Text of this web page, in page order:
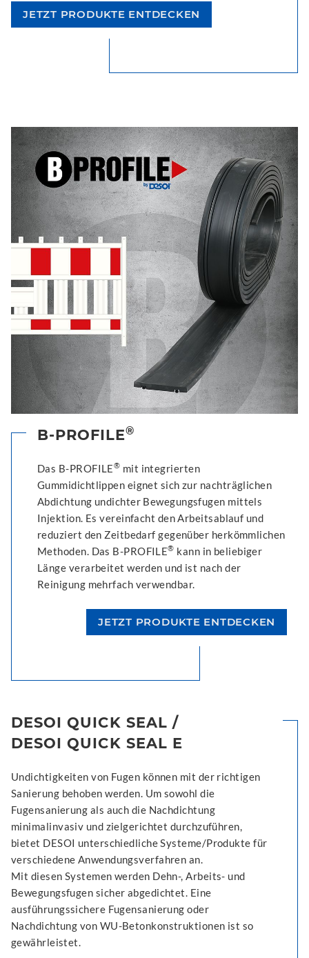
JETZT PRODUKTE ENTDECKEN
B-PROFILE®
Das B-PROFILE® mit integrierten
Gummidichtlippen eignet sich zur nachträglichen
Abdichtung undichter Bewegungsfugen mittels
Injektion. Es vereinfacht den Arbeitsablauf und
reduziert den Zeitbedarf gegenüber herkömmlichen
Methoden. Das B-PROFILE® kann in beliebiger
Länge verarbeitet werden und ist nach der
Reinigung mehrfach verwendbar.
JETZT PRODUKTE ENTDECKEN
DESOI QUICK SEAL /
DESOI QUICK SEAL E
Undichtigkeiten von Fugen können mit der richtigen
Sanierung behoben werden. Um sowohl die
Fugensanierung als auch die Nachdichtung
minimalinvasiv und zielgerichtet durchzuführen,
bietet DESOI unterschiedliche Systeme/Produkte für
verschiedene Anwendungsverfahren an.
Mit diesen Systemen werden Dehn-, Arbeits- und
Bewegungsfugen sicher abgedichtet. Eine
ausführungssichere Fugensanierung oder
Nachdichtung von WU-Betonkonstruktionen ist so
gewährleistet.